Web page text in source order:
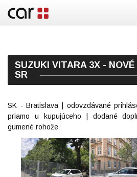
SUZUKI VITARA 3X -
SR
SK - Bratislava | odovzdávané
priamo u kupujúceho | dodané
gumené rohože